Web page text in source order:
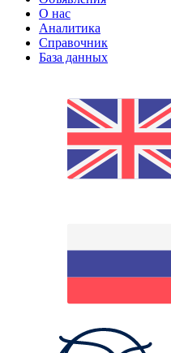
О нас
Аналитика
Справочник
База данных